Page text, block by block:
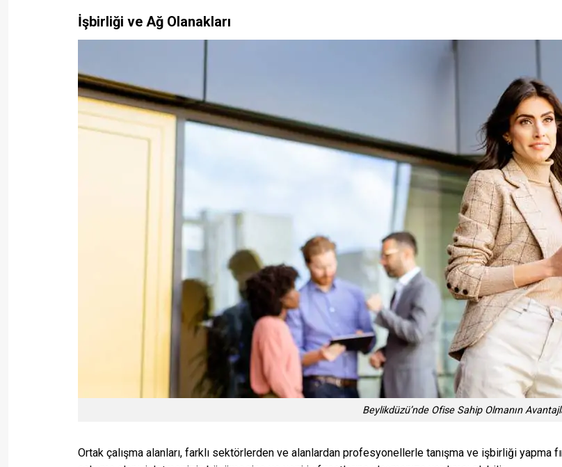
İşbirliği ve Ağ Olanakları
Beylikdüzü’nde Ofise Sahip Olmanın
Ortak çalışma alanları, farklı sektörlerden ve alanlardan profesyonellerle tanışma ve işbirliği yapma